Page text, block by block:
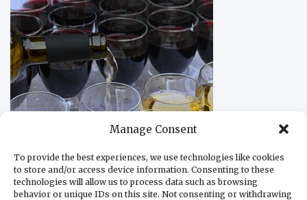
Manage Consent
To provide the best experiences, we use technologies like cookies
to store and/or access device information. Consenting to these
technologies will allow us to process data such as browsing
behavior or unique IDs on this site. Not consenting or withdrawing